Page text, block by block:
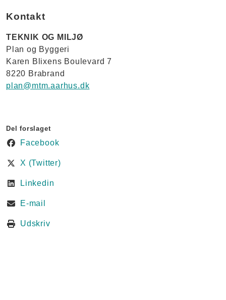
Kontakt
TEKNIK OG MILJØ
Plan og Byggeri
Karen Blixens Boulevard 7
8220 Brabrand
plan@mtm.aarhus.dk
Del forslaget
Facebook
X (Twitter)
Linkedin
E-mail
Udskriv